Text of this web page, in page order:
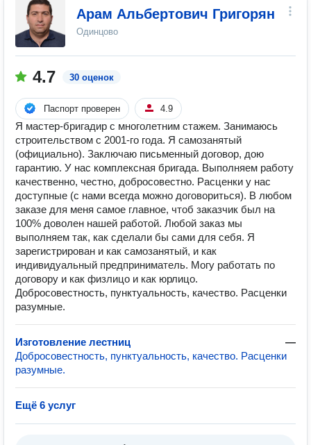
Арам Альбертович Григорян
Одинцово
4.7 30 оценок
Паспорт проверен 4.9
Я мастер-бригадир с многолетним стажем. Занимаюсь
строительством с 2001-го года. Я самозанятый
(официально). Заключаю письменный договор, дою
гарантию. У нас комплексная бригада. Выполняем работу
качественно, честно, добросовестно. Расценки у нас
доступные (с нами всегда можно договориться). В любом
заказе для меня самое главное, чтоб заказчик был на
100% доволен нашей работой. Любой заказ мы
выполняем так, как сделали бы сами для себя. Я
зарегистрирован и как самозанятый, и как
индивидуальный предприниматель. Могу работать по
договору и как физлицо и как юрлицо.
Добросовестность, пунктуальность, качество. Расценки
разумные.
Изготовление лестниц
—
Добросовестность, пунктуальность, качество. Расценки
разумные.
Ещё 6 услуг